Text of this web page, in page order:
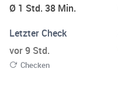
Ø 1 Std. 38 Min.
Letzter Check
vor 9 Std.
Checken